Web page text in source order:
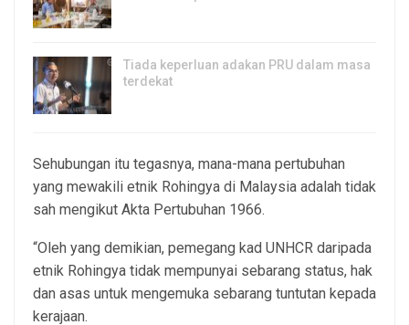
Tiada keperluan adakan PRU dalam masa
terdekat
Sehubungan itu tegasnya, mana-mana pertubuhan
yang mewakili etnik Rohingya di Malaysia adalah tidak
sah mengikut Akta Pertubuhan 1966.
“Oleh yang demikian, pemegang kad UNHCR daripada
etnik Rohingya tidak mempunyai sebarang status, hak
dan asas untuk mengemuka sebarang tuntutan kepada
kerajaan.